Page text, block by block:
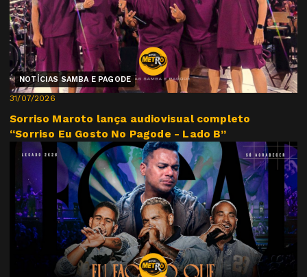
NOTÍCIAS SAMBA E PAGODE
31/07/2026
Sorriso Maroto lança audiovisual completo
“Sorriso Eu Gosto No Pagode - Lado B”